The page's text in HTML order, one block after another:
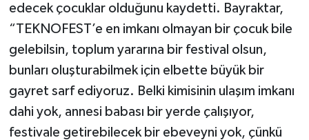
edecek çocuklar olduğunu kaydetti. Bayraktar,
“TEKNOFEST’e en imkanı olmayan bir çocuk bile
gelebilsin, toplum yararına bir festival olsun,
bunları oluşturabilmek için elbette büyük bir
gayret sarf ediyoruz. Belki kimisinin ulaşım imkanı
dahi yok, annesi babası bir yerde çalışıyor,
festivale getirebilecek bir ebeveyni yok, çünkü